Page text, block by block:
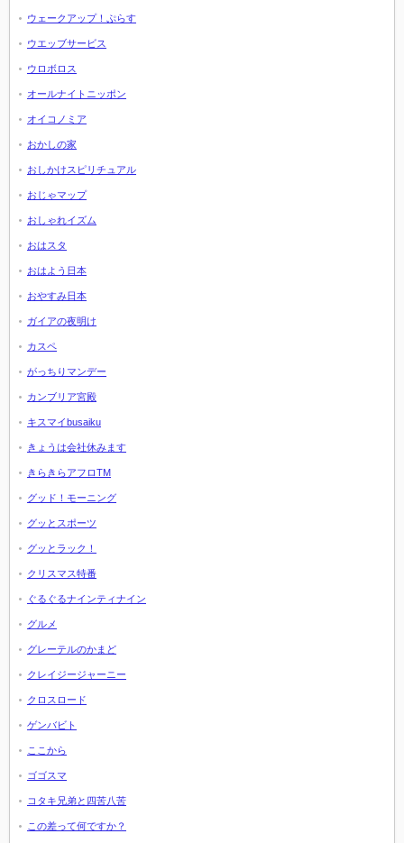
ウェークアップ！ぷらす
ウエッブサービス
ウロボロス
オールナイトニッポン
オイコノミア
おかしの家
おしかけスピリチュアル
おじゃマップ
おしゃれイズム
おはスタ
おはよう日本
おやすみ日本
ガイアの夜明け
カスペ
がっちりマンデー
カンブリア宮殿
キスマイbusaiku
きょうは会社休みます
きらきらアフロTM
グッド！モーニング
グッとスポーツ
グッとラック！
クリスマス特番
ぐるぐるナインティナイン
グルメ
グレーテルのかまど
クレイジージャーニー
クロスロード
ゲンバビト
ここから
ゴゴスマ
コタキ兄弟と四苦八苦
この差って何ですか？